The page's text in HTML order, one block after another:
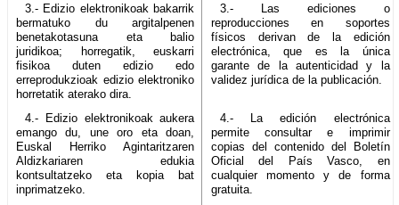
3.- Edizio elektronikoak bakarrik
bermatuko du argitalpenen
benetakotasuna eta balio
juridikoa; horregatik, euskarri
fisikoa duten edizio edo
erreprodukzioak edizio elektroniko
horretatik aterako dira.
3.- Las ediciones o
reproducciones en soportes
físicos derivan de la edición
electrónica, que es la única
garante de la autenticidad y la
validez jurídica de la publicación.
4.- Edizio elektronikoak aukera
emango du, une oro eta doan,
Euskal Herriko Agintaritzaren
Aldizkariaren edukia
kontsultatzeko eta kopia bat
inprimatzeko.
4.- La edición electrónica
permite consultar e imprimir
copias del contenido del Boletín
Oficial del País Vasco, en
cualquier momento y de forma
gratuita.